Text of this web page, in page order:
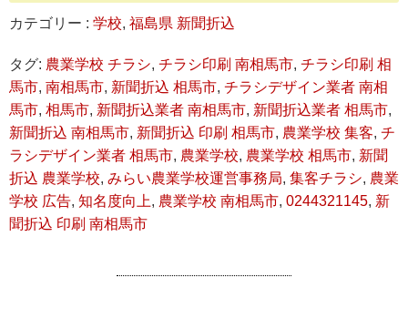
カテゴリー : 学校, 福島県 新聞折込
タグ: 農業学校 チラシ, チラシ印刷 南相馬市, チラシ印刷 相
馬市, 南相馬市, 新聞折込 相馬市, チラシデザイン業者 南相
馬市, 相馬市, 新聞折込業者 南相馬市, 新聞折込業者 相馬市,
新聞折込 南相馬市, 新聞折込 印刷 相馬市, 農業学校 集客, チ
ラシデザイン業者 相馬市, 農業学校, 農業学校 相馬市, 新聞
折込 農業学校, みらい農業学校運営事務局, 集客チラシ, 農業
学校 広告, 知名度向上, 農業学校 南相馬市, 0244321145, 新
聞折込 印刷 南相馬市